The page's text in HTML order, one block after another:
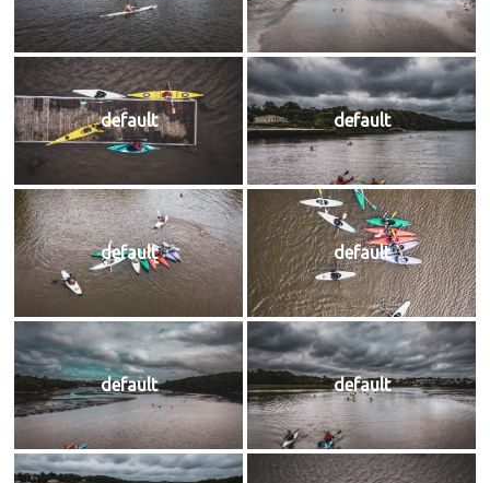
default default
default default
default default